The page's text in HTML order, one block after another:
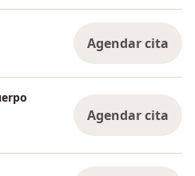
Agendar cita
Agendar cita